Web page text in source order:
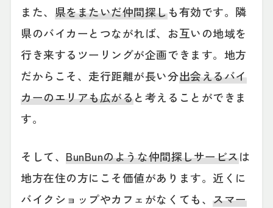
また、 県をまたいだ仲間探しも有効です。隣
県のバイカーとつながれば、お互いの地域を
行き来するツーリングが企画できます。地方
だからこそ、走行距離が長い分出会えるバイ
カーのエリアも広がると考えることができま
す。
そして、BunBunのような仲間探しサービスは
地方在住の方にこそ価値があります。近くに
バイクショップやカフェがなくても、スマー